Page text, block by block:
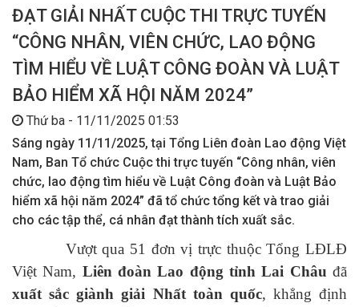
ĐẠT GIẢI NHẤT CUỘC THI TRỰC TUYẾN
“CÔNG NHÂN, VIÊN CHỨC, LAO ĐỘNG
TÌM HIỂU VỀ LUẬT CÔNG ĐOÀN VÀ LUẬT
BẢO HIỂM XÃ HỘI NĂM 2024”
Thứ ba - 11/11/2025 01:53
Sáng ngày 11/11/2025, tại Tổng Liên đoàn Lao động Việt
Nam, Ban Tổ chức Cuộc thi trực tuyến “Công nhân, viên
chức, lao động tìm hiểu về Luật Công đoàn và Luật Bảo
hiểm xã hội năm 2024” đã tổ chức tổng kết và trao giải
cho các tập thể, cá nhân đạt thành tích xuất sắc.
Vượt qua 51 đơn vị trực thuộc Tổng LĐLĐ
Việt Nam, Liên đoàn Lao động tỉnh Lai Châu đã
xuất sắc giành giải Nhất toàn quốc, khẳng định